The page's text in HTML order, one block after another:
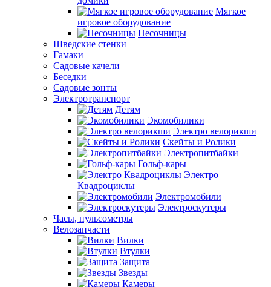
Мягкое
игровое оборудование
Песочницы
Шведские стенки
Гамаки
Садовые качели
Беседки
Садовые зонты
Электротранспорт
Детям
Экомобилики
Электро велорикши
Скейты и Ролики
Электропитбайки
Гольф-кары
Электро
Квадроциклы
Электромобили
Электроскутеры
Часы, пульсометры
Велозапчасти
Вилки
Втулки
Защита
Звезды
Камеры